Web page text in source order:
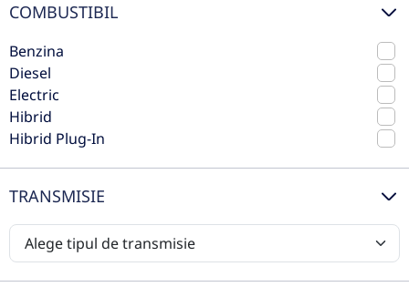
Skoda Fabia
2021
65.887 km
Fata
COMBUSTIBIL
Benzina
Diesel
Electric
Hibrid
Hibrid Plug-In
TRANSMISIE